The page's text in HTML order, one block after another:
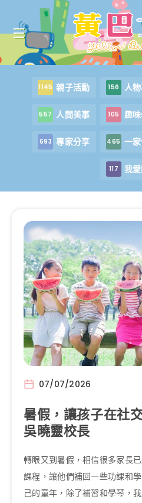
1145 親子活動 156 人
557 人間美事 105 趣
693 專家分享 465 一
117 我
07/07/2026
暑假，讓孩子在社
吳曉靈校長
轉眼又到暑假，相信很多家長
課程，讓他們補回一些功課和
己的童年，除了補習和學琴，